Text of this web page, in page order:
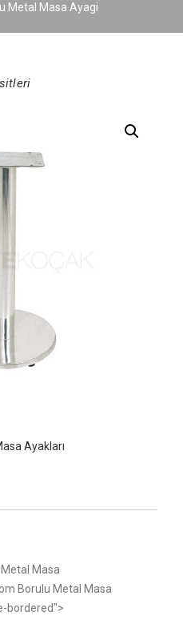
Metal Masa Ayagi
Ayakları
Masa
Borulu Metal Masa
bordered">